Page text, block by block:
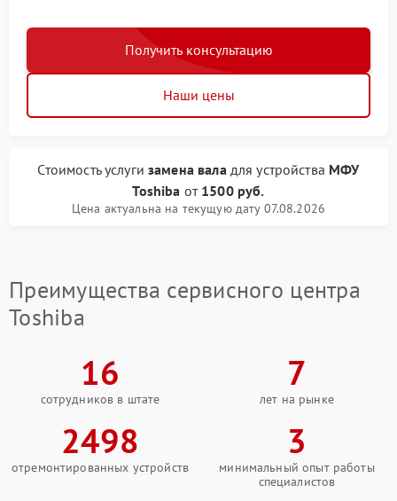
Получить консультацию
Наши цены
Стоимость услугизамена валадля устройства МФУ
Toshiba от 1500 руб.
Цена актуальна на текущую дату 07.08.2026
Преимущества сервисного центра
Toshiba
16
сотрудников в штате
7
лет на рынке
2498
отремонтированных устройств
3
минимальный опыт работы
специалистов